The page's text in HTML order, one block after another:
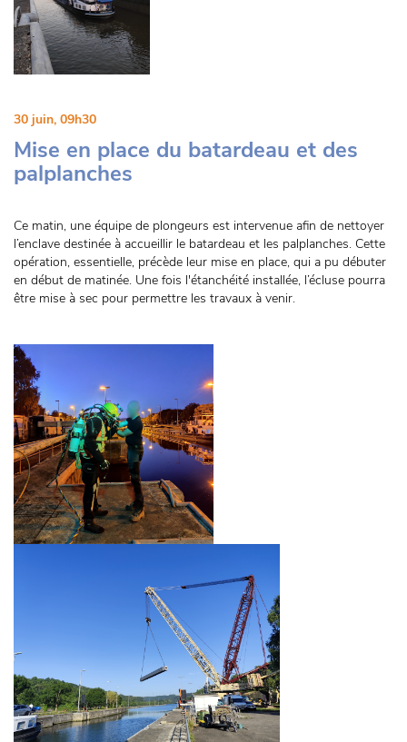
30 juin, 09h30
Mise en place du batardeau et des
palplanches
Ce matin, une équipe de plongeurs est intervenue afin de nettoyer
l’enclave destinée à accueillir le batardeau et les palplanches. Cette
opération, essentielle, précède leur mise en place, qui a pu débuter
en début de matinée. Une fois l'étanchéité installée, l’écluse pourra
être mise à sec pour permettre les travaux à venir.